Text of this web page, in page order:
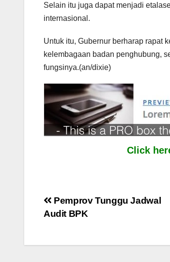
Selain itu juga dapat menjadi
internasional.
Untuk itu, Gubernur berharap rapat
kelembagaan badan penghubung,
fungsinya.(an/dixie)
Click
Post
Pemprov Tunggu Jadwal
Audit BPK